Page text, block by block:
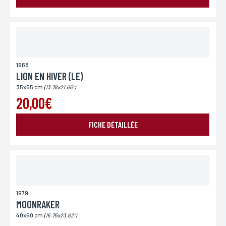
1968
LION EN HIVER (LE)
35x55 cm (13.78x21.65")
20,00€
FICHE DÉTAILLÉE
1979
MOONRAKER
40x60 cm (15.75x23.62")